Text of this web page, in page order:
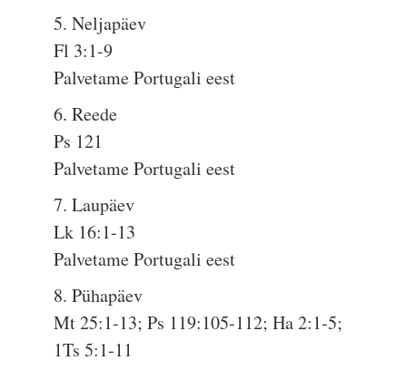
5. Neljapäev
Fl 3:1-9
Palvetame Portugali eest
6. Reede
Ps 121
Palvetame Portugali eest
7. Laupäev
Lk 16:1-13
Palvetame Portugali eest
8. Pühapäev
Mt 25:1-13; Ps 119:105-112; Ha 2:1-5;
1Ts 5:1-11